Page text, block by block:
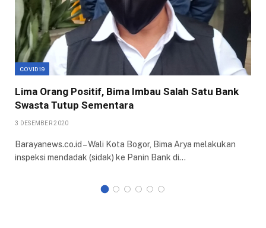
COVID19
Lima Orang Positif, Bima Imbau Salah Satu Bank
Swasta Tutup Sementara
3 DESEMBER 2020
Barayanews.co.id – Wali Kota Bogor, Bima Arya melakukan
inspeksi mendadak (sidak) ke Panin Bank di…